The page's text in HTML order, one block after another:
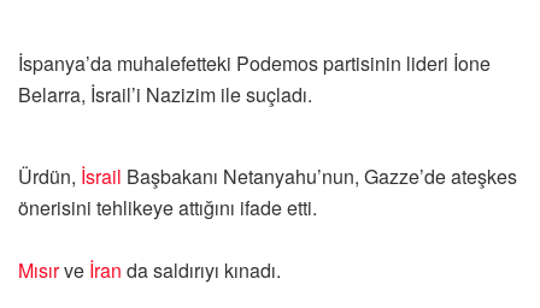
İspanya’da muhalefetteki Podemos partisinin lideri İone
Belarra, İsrail’i Nazizim ile suçladı.
Ürdün, İsrail Başbakanı Netanyahu’nun, Gazze’de ateşkes
önerisini tehlikeye attığını ifade etti.
Mısırve İran da saldırıyı kınadı.